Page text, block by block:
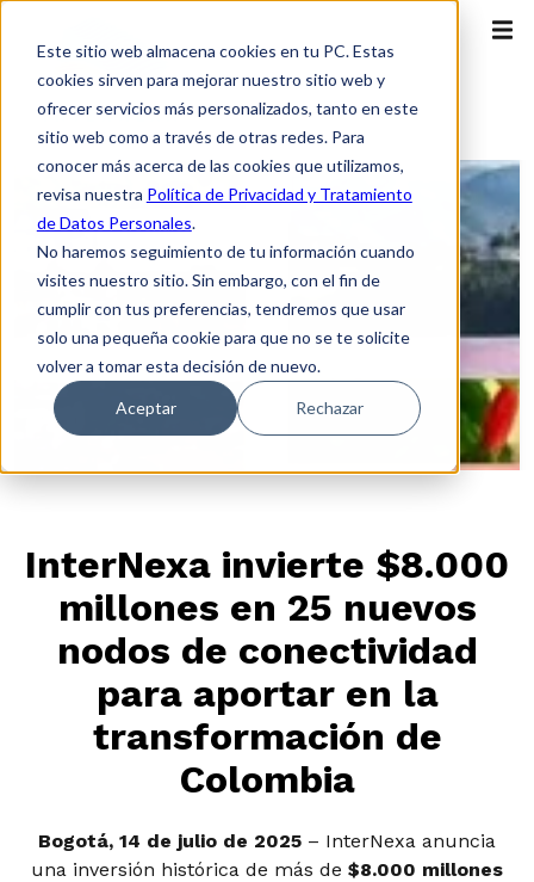
Este sitio web almacena cookies en tu PC. Estas
cookies sirven para mejorar nuestro sitio web y
ofrecer servicios más personalizados, tanto en este
sitio web como a través de otras redes. Para
conocer más acerca de las cookies que utilizamos,
revisa nuestra Política de Privacidad y Tratamiento
de Datos Personales.
No haremos seguimiento de tu información cuando
visites nuestro sitio. Sin embargo, con el fin de
cumplir con tus preferencias, tendremos que usar
solo una pequeña cookie para que no se te solicite
volver a tomar esta decisión de nuevo.
Aceptar Rechazar
InterNexa invierte $8.000
millones en 25 nuevos
nodos de conectividad
para aportar en la
transformación de
Colombia
Bogotá, 14 de julio de 2025 – InterNexa anuncia
una inversión histórica de más de $8.000 millones